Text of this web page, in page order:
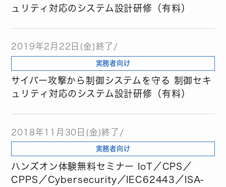
ュリティ対応のシステム設計研修（有料）
2019年2月22日(金)終了/
実務者向け
サイバー攻撃から制御システムを守る 制御セキ
ュリティ対応のシステム設計研修（有料）
2018年11月30日(金)終了/
実務者向け
ハンズオン体験無料セミナー IoT／CPS／
CPPS／Cybersecurity／IEC62443／ISA-